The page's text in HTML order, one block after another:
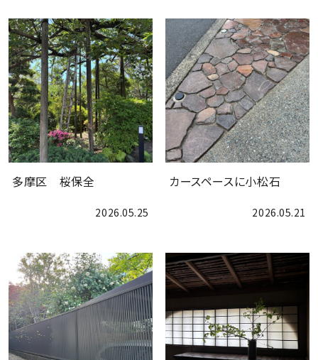
会社案内
多摩区 桜保全
2026.05.25
カースペースに小松石
2026.05.21